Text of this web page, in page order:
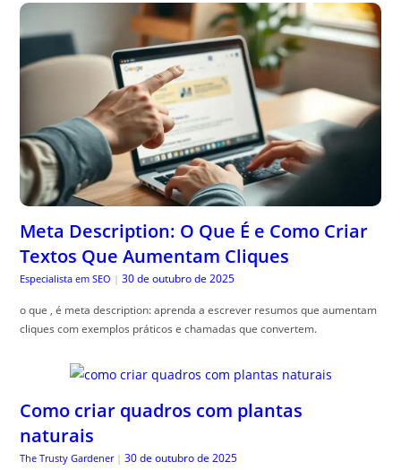
Meta Description: O Que É e Como Criar
Textos Que Aumentam Cliques
Especialista em SEO | 30 de outubro de 2025
o que , é meta description: aprenda a escrever resumos que aumentam
cliques com exemplos práticos e chamadas que convertem.
Como criar quadros com plantas
naturais
The Trusty Gardener | 30 de outubro de 2025